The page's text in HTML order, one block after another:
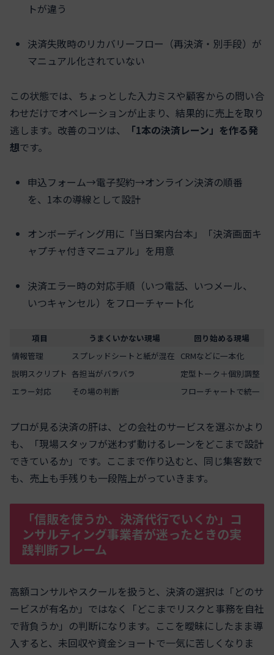
トが違う
決済失敗時のリカバリーフロー（再決済・別手段）が
マニュアル化されていない
この状態では、ちょっとした入力ミスや顧客からの問い合
わせだけでオペレーションが止まり、結果的に売上を取り
逃します。改善のコツは、
「1本の決済レーン」を作る発
想です。
申込フォーム→電子契約→オンライン決済の順番
を、1本の導線として設計
オンボーディング用に「当日案内台本」「決済画面キ
ャプチャ付きマニュアル」を用意
決済エラー時の対応手順（いつ電話、いつメール、
いつキャンセル）をフローチャート化
項目 うまくいかない現場
回り始める現場
情報管理
スプレッドシートと紙が混在 CRMなどに一本化
説明スクリプト 各担当がバラバラ
定型トーク＋個別調整
エラー対応
その場の判断 フローチャートで統一
プロが見る決済の肝は、どの会社のサービスを選ぶかより
も、「現場スタッフが迷わず動けるレーンをどこまで設計
できているか」です。ここまで作り込むと、同じ集客数で
も、売上も手残りも一段階上がっていきます。
「信販を使うか、決済代行でいくか」コ
ンサルティング事業者が迷ったときの実
践判断フレーム
高額コンサルやスクールを扱うと、決済の選択は「どのサ
ービスが有名か」ではなく「どこまでリスクと事務を自社
で背負うか」の判断になります。ここを曖昧にしたまま導
入すると、未回収や資金ショートで一気に苦しくなりま